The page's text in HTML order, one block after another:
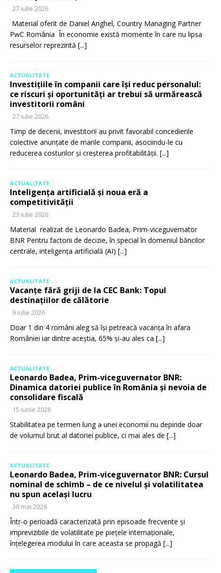
27 iulie 2026
Material oferit de Daniel Anghel, Country Managing Partner
PwC România În economie există momente în care nu lipsa
resurselor reprezintă [...]
ACTUALITATE
Investițiile în companii care își reduc personalul:
ce riscuri și oportunități ar trebui să urmărească
investitorii români
27 iulie 2026
Timp de decenii, investitorii au privit favorabil concedierile
colective anunțate de marile companii, asociindu-le cu
reducerea costurilor și creșterea profitabilității. [...]
ACTUALITATE
Inteligența artificială și noua eră a
competitivității
23 iulie 2026
Material realizat de Leonardo Badea, Prim-viceguvernator
BNR Pentru factorii de decizie, în special în domeniul băncilor
centrale, inteligența artificială (AI) [...]
ACTUALITATE
Vacanțe fără griji de la CEC Bank: Topul
destinațiilor de călătorie
9 iulie 2026
Doar 1 din 4 români aleg să își petreacă vacanța în afara
României iar dintre aceștia, 65% și-au ales ca [...]
ACTUALITATE
Leonardo Badea, Prim-viceguvernator BNR:
Dinamica datoriei publice în România și nevoia de
consolidare fiscală
15 iunie 2026
Stabilitatea pe termen lung a unei economii nu depinde doar
de volumul brut al datoriei publice, ci mai ales de [...]
ACTUALITATE
Leonardo Badea, Prim-viceguvernator BNR: Cursul
nominal de schimb – de ce nivelul și volatilitatea
nu spun același lucru
30 mai 2026
Într-o perioadă caracterizată prin episoade frecvente și
imprevizibile de volatilitate pe piețele internaționale,
înțelegerea modului în care aceasta se propagă [...]